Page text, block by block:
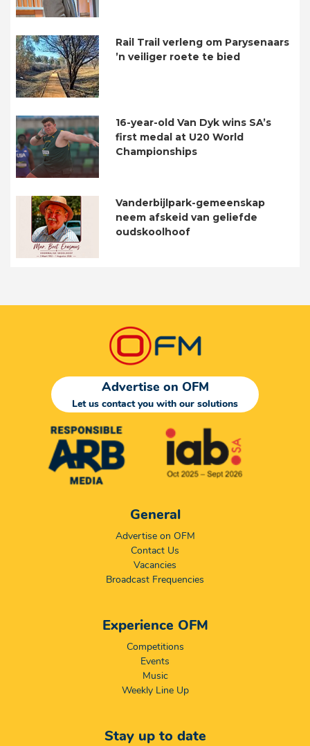
Rail Trail verleng om Parysenaars
’n veiliger roete te bied
16-year-old Van Dyk wins SA’s
first medal at U20 World
Championships
Vanderbijlpark-gemeenskap
neem afskeid van geliefde
oudskoolhoof
Advertise on OFM
Let us contact you with our solutions
General
Advertise on OFM
Contact Us
Vacancies
Broadcast Frequencies
Experience OFM
Competitions
Events
Music
Weekly Line Up
Stay up to date